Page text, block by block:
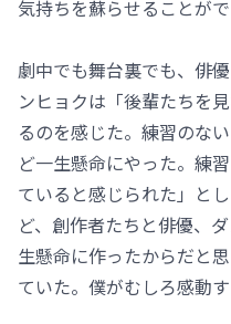
気持ちを蘇らせることが
劇中でも舞台裏でも、俳
ンヒョクは「後輩たちを
るのを感じた。練習のな
ど一生懸命にやった。練
ていると感じられた」と
ど、創作者たちと俳優、
生懸命に作ったからだと
ていた。僕がむしろ感動